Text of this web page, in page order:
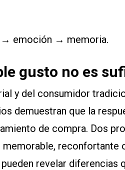
→ emoción → memoria.
gusto no es
y del consumidor
demuestran que la
de compra. Dos
memorable, reconfortante
revelar diferencias